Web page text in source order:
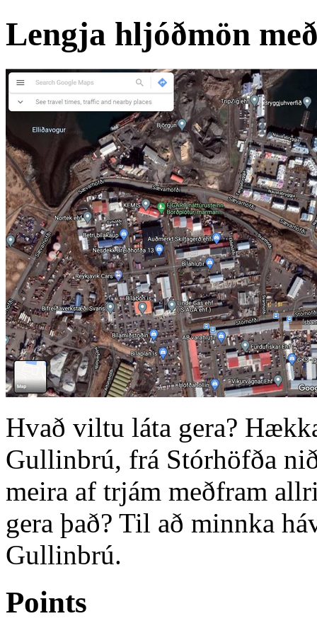
Lengja hljóðmön
Hvað viltu láta gera?
Gullinbrú, frá Stórhöfða
meira af trjám meðfram
gera það? Til að minnka
Gullinbrú.
Points